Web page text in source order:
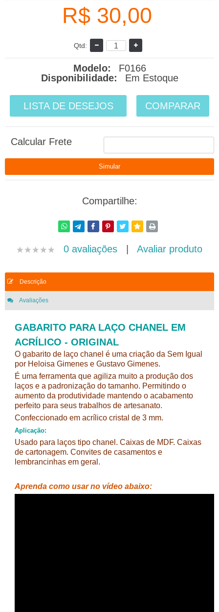
R$ 30,00
Qtd:
Modelo:
F0166
Disponibilidade:
Em Estoque
LISTA DE DESEJOS COMPARAR
Calcular Frete
Compartilhe:
0 avaliações | Avaliar produto
Descrição
Avaliações
GABARITO PARA LAÇO CHANEL EM
ACRÍLICO - ORIGINAL
O gabarito de laço chanel é uma criação da Sem Igual
por Heloisa Gimenes e Gustavo Gimenes.
É uma ferramenta que agiliza muito a produção dos
laços e a padronização do tamanho. Permitindo o
aumento da produtividade mantendo o acabamento
perfeito para seus trabalhos de artesanato.
Confeccionado em acrílico cristal de 3 mm.
Aplicação:
Usado para laços tipo chanel. Caixas de MDF. Caixas
de cartonagem. Convites de casamentos e
lembrancinhas em geral.
Aprenda como usar no vídeo abaixo: